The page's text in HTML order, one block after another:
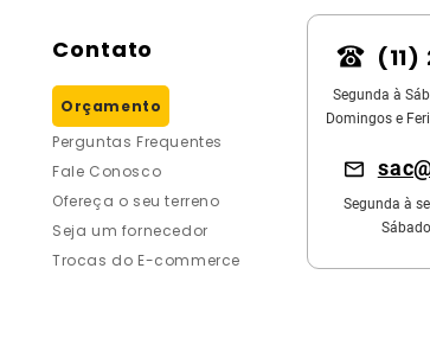
Contato
Orçamento
Perguntas Frequentes
Fale Conosco
Ofereça o seu terreno
Seja um fornecedor
Trocas do E-commerce
Segunda à
Domingos e
Segunda à